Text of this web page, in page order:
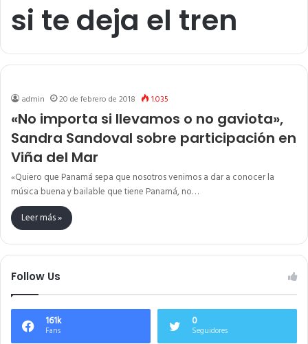
si te deja el tren
admin 20 de febrero de 2018 1.035
«No importa si llevamos o no gaviota»,
Sandra Sandoval sobre participación en
Viña del Mar
«Quiero que Panamá sepa que nosotros venimos a dar a conocer la
música buena y bailable que tiene Panamá, no…
Leer más »
Follow Us
161k
Fans
0
Seguidores